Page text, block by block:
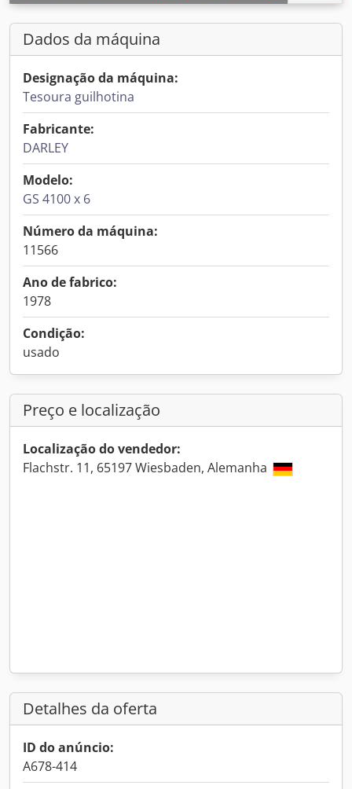
Dados da máquina
Designação da máquina:
Tesoura guilhotina
Fabricante:
DARLEY
Modelo:
GS 4100 x 6
Número da máquina:
11566
Ano de fabrico:
1978
Condição:
usado
Preço e localização
Localização do vendedor:
Flachstr. 11, 65197 Wiesbaden, Alemanha
Detalhes da oferta
ID do anúncio:
A678-414